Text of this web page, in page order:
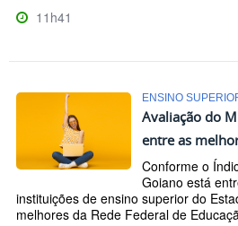
11h41
ENSINO
Avaliação do
entre as
Conforme o
Goiano está
instituições de ensino superior do
melhores da Rede Federal de